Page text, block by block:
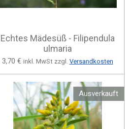
Echtes Mädesüß - Filipendula
ulmaria
3,70 € inkl. MwSt zzgl. Versandkosten
Ausverkauft